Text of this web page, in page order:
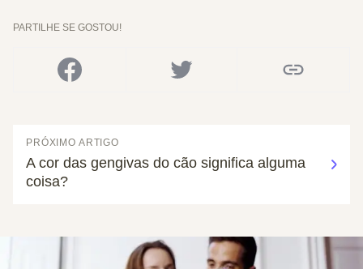
PARTILHE SE GOSTOU!
PRÓXIMO ARTIGO
A cor das gengivas do cão significa alguma
coisa?